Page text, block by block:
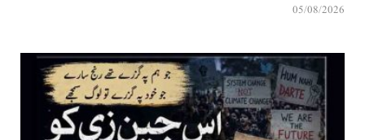
05/08/2026